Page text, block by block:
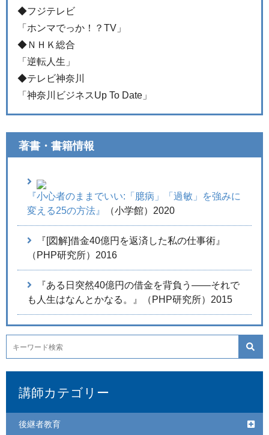
◆フジテレビ
「ホンマでっか！？TV」
◆ＮＨＫ総合
「逆転人生」
◆テレビ神奈川
「神奈川ビジネスUp To Date」
著書・書籍情報
『小心者のままでいい:「臆病」「過敏」を強みに
変える25の方法』
（小学館）2020
『[図解]借金40億円を返済した私の仕事術』
（PHP研究所）2016
『ある日突然40億円の借金を背負う――それで
も人生はなんとかなる。』（PHP研究所）2015
講師カテゴリー
後継者教育